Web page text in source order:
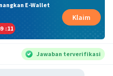
E-Wallet
:11
Klaim
Jawaban terverifikasi